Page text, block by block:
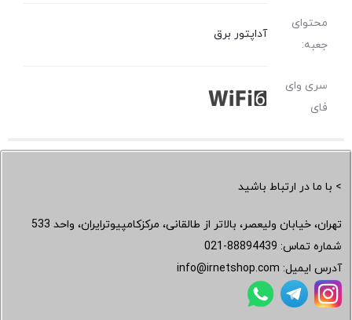
محتوای
جعبه:
آداپتور برق
سری وای
فای
> با ما در ارتباط باشید
تهران، خیابان ولیعصر، بالاتر از طالقانی، مرکزکامپیوترایران، واحد 533
شماره تماس: 021-88894439
آدرس ایمیل: info@irnetshop.com